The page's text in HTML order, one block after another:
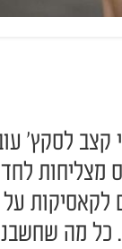
קצב לסקץ'
מצליחות
לקאסיקות על
כל מה